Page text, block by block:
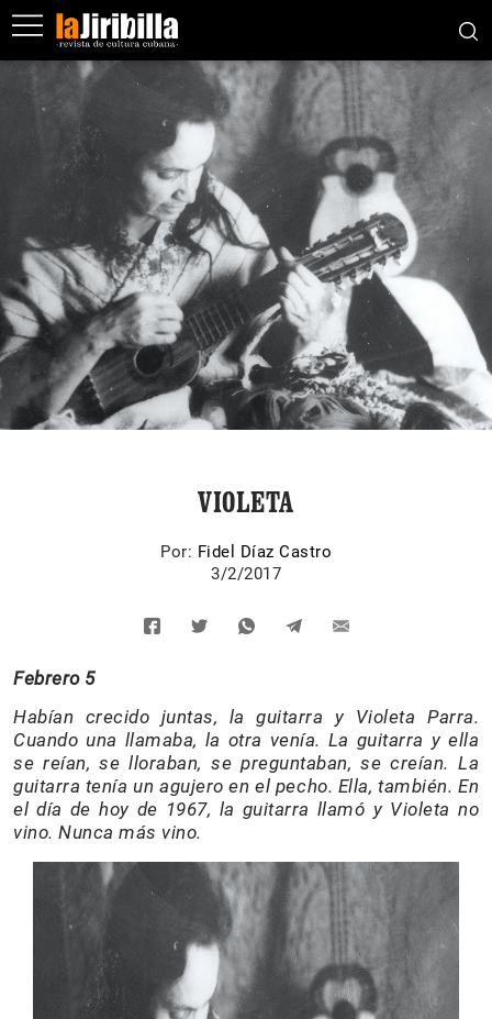
VIOLETA
Por: Fidel Díaz Castro
3/2/2017
Febrero 5
Habían crecido juntas, la guitarra y Violeta Parra.
Cuando una llamaba, la otra venía. La guitarra y ella
se reían, se lloraban, se preguntaban, se creían. La
guitarra tenía un agujero en el pecho. Ella, también. En
el día de hoy de 1967, la guitarra llamó y Violeta no
vino. Nunca más vino.